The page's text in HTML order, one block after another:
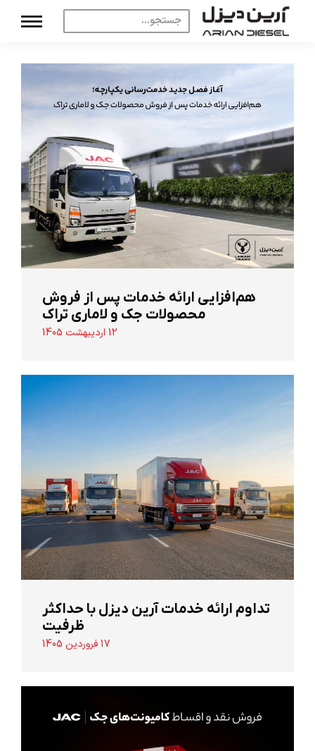
هم‌افزایی ارائه خدمات پس از فروش
محصولات جک و لاماری تراک
12 اردیبهشت 1405
تداوم ارائه خدمات آرین دیزل با حداکثر
ظرفیت
17 فروردین 1405